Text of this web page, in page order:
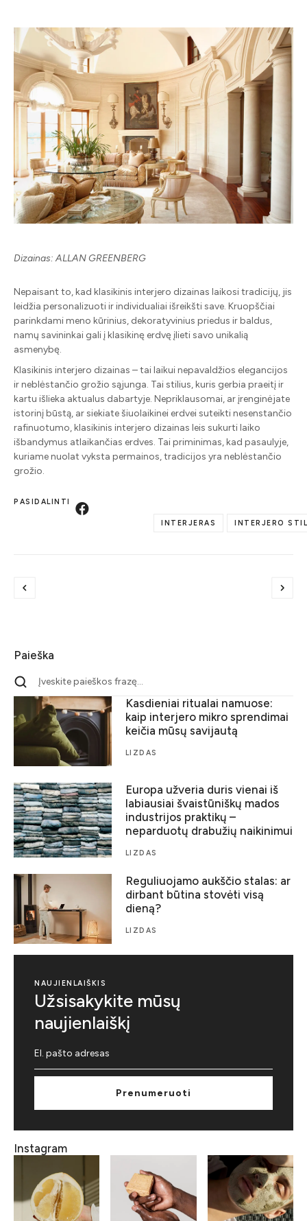
Dizainas: ALLAN GREENBERG
Nepaisant to, kad klasikinis interjero dizainas laikosi tradicijų, jis
leidžia personalizuoti ir individualiai išreikšti save. Kruopščiai
parinkdami meno kūrinius, dekoratyvinius priedus ir baldus,
namų savininkai gali į klasikinę erdvę įlieti savo unikalią
asmenybę.
Klasikinis interjero dizainas – tai laikui nepavaldžios elegancijos
ir neblėstančio grožio sąjunga. Tai stilius, kuris gerbia praeitį ir
kartu išlieka aktualus dabartyje. Nepriklausomai, ar įrenginėjate
istorinį būstą, ar siekiate šiuolaikinei erdvei suteikti nesenstančio
rafinuotumo, klasikinis interjero dizainas leis sukurti laiko
išbandymus atlaikančias erdves. Tai priminimas, kad pasaulyje,
kuriame nuolat vyksta permainos, tradicijos yra neblėstančio
grožio.
PASIDALINTI
INTERJERAS INTERJERO
Paieška
Kasdieniai ritualai namuose:
kaip interjero mikro sprendimai
keičia mūsų savijautą
LIZDAS
Europa užveria duris vienai iš
labiausiai švaistūniškų mados
industrijos praktikų –
neparduotų drabužių naikinimui
LIZDAS
Reguliuojamo aukščio stalas: ar
dirbant būtina stovėti visą
dieną?
LIZDAS
NAUJIENLAIŠKIS
Užsisakykite mūsų
naujienlaiškį
Prenumeruoti
Instagram